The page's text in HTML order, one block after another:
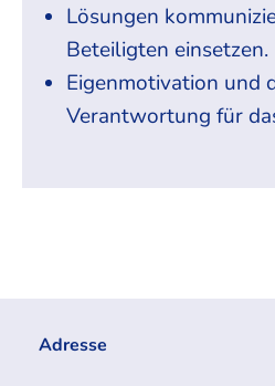
Lösungen
Beteiligten einsetzen.
Eigenmotivation und
Verantwortung für
Adresse